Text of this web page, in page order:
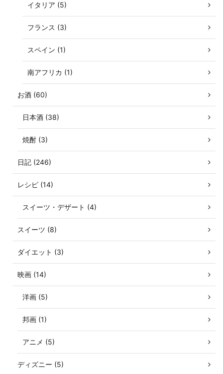
イタリア (5)
フランス (3)
スペイン (1)
南アフリカ (1)
お酒 (60)
日本酒 (38)
焼酎 (3)
日記 (246)
レシピ (14)
スイーツ・デザート (4)
スイーツ (8)
ダイエット (3)
映画 (14)
洋画 (5)
邦画 (1)
アニメ (5)
ディズニー (5)